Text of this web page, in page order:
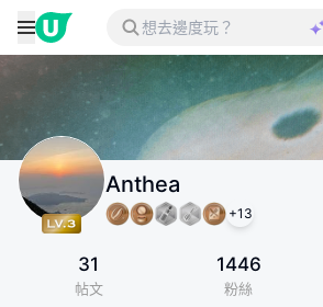
Anthea
+13
31
帖文
1446
粉絲